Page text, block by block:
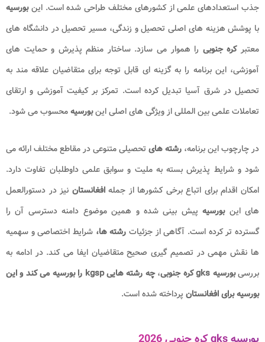
جذب استعدادهای علمی از کشورهای مختلف طراحی شده است. اینبورسیه
با پوشش هزینه های اصلی تحصیل و زندگی، مسیر تحصیل در دانشگاه های
معتبرکره جنوبی را هموار می سازد. ساختار منظم پذیرش و حمایت های
آموزشی، این برنامه را به گزینه ای قابل توجه برای متقاضیان علاقه مند به
تحصیل در شرق آسیا تبدیل کرده است. تمرکز بر کیفیت آموزشی و ارتقای
تعاملات علمی بین المللی از ویژگی های اصلی اینبورسیهمحسوب می شود.
در چارچوب این برنامه، رشته های تحصیلی متنوعی در مقاطع مختلف ارائه می
شود و شرایط پذیرش بسته به ملیت و سوابق علمی داوطلبان تفاوت دارد.
امکان اقدام برای اتباع برخی کشورها از جملهافغانستان نیز در دستورالعمل
های اینبورسیه پیش بینی شده و همین موضوع دامنه دسترسی آن را
گسترده تر کرده است. آگاهی از جزئیاترشته ها، شرایط اختصاصی و سهمیه
ها نقش مهمی در تصمیم گیری صحیح متقاضیان ایفا می کند. در ادامه به
بررسیبورسیه gks کره جنوبی،
چه رشته هایی kgsp را بورسیه می کند و این
بورسیه برای افغانستان پرداخته شده است.